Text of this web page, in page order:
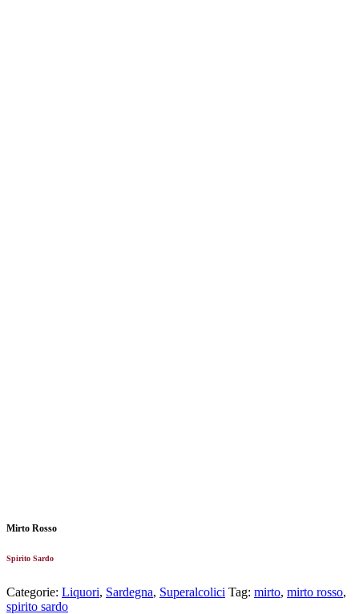
Mirto Rosso
Spirito Sardo
Categorie: Liquori, Sardegna, Superalcolici Tag: mirto, mirto rosso,
spirito sardo